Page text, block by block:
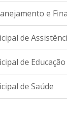
e
de
de Educação
de Saúde